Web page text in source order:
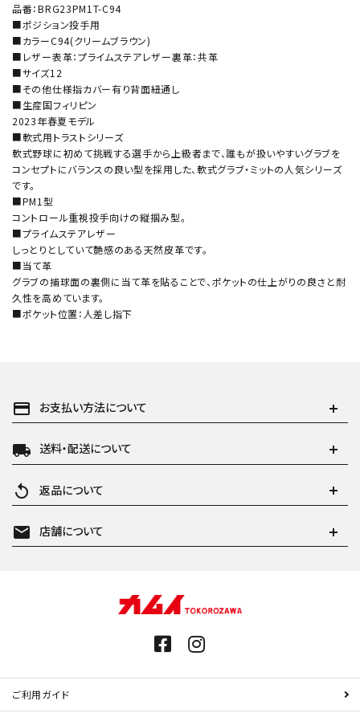
品番：BRG23PM1T-C94
■ポジション投手用
■カラーC94(クリームブラウン)
■レザー表革：プライムステアレザー裏革：共革
■サイズ12
■その他仕様指カバー有り背面紐通し
■生産国フィリピン
2023年春夏モデル
■軟式用トラストシリーズ
軟式野球に初めて挑戦する選手から上級者まで、誰もが扱いやすいグラブを
コンセプトにバランスの良い型を採用した、軟式グラブ・ミットの人気シリーズ
です。
■PM1型
コントロール重視投手向けの縦掴み型。
■プライムステアレザー
しっとりとしていて艶感のある天然皮革です。
■当て革
グラブの捕球面の裏側に当て革を貼ることで、ポケットの仕上がりの良さと耐
久性を高めています。
■ポケット位置：人差し指下
payment お支払い方法について
local_shipping 送料・配送について
replay 返品について
mail 店舗について
ご利用ガイド